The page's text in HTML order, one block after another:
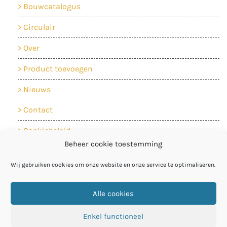
Beheer cookie toestemming
Wij gebruiken cookies om onze website en onze service te optimaliseren.
Alle cookies
Enkel functioneel
Bouwcatalogus
Circulair
Over
Product toevoegen
Nieuws
Contact
Cookiebeleid